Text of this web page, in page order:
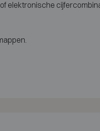
elektronische